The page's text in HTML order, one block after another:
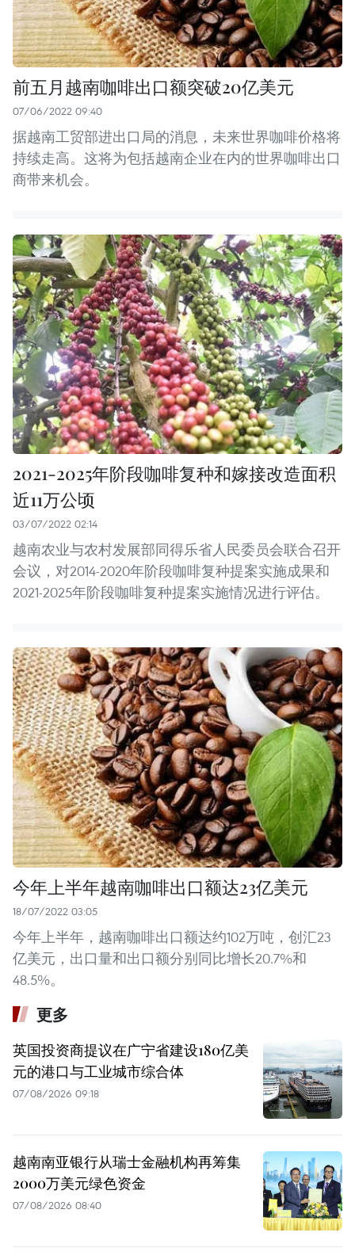
前五月越南咖啡出口额突破20亿美元
07/06/2022 09:40
据越南工贸部进出口局的消息，未来世界咖啡价格将
持续走高。这将为包括越南企业在内的世界咖啡出口
商带来机会。
2021-2025年阶段咖啡复种和嫁接改造面积
近11万公顷
03/07/2022 02:14
越南农业与农村发展部同得乐省人民委员会联合召开
会议，对2014-2020年阶段咖啡复种提案实施成果和
2021-2025年阶段咖啡复种提案实施情况进行评估。
今年上半年越南咖啡出口额达23亿美元
18/07/2022 03:05
今年上半年，越南咖啡出口额达约102万吨，创汇23
亿美元，出口量和出口额分别同比增长20.7%和
48.5%。
更多
英国投资商提议在广宁省建设180亿美
元的港口与工业城市综合体
07/08/2026 09:18
越南南亚银行从瑞士金融机构再筹集
2000万美元绿色资金
07/08/2026 08:40